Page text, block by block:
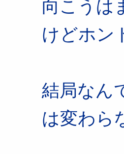
向こうは
けどホン
結局なん
は変わら